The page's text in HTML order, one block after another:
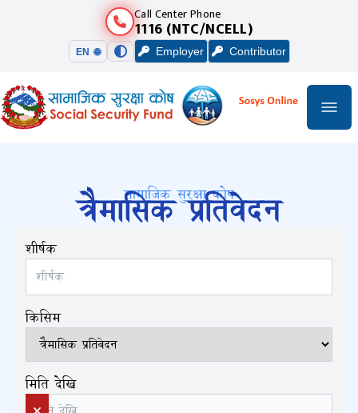
Call Center Phone
1116 (NTC/NCELL)
EN 🌐 Employer Contributor
सामाजिक सुरक्षा कोष
त्रैमासिक प्रतिवेदन
शीर्षक
किसिम
मिति देखि